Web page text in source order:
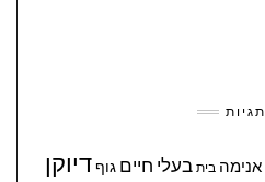
תגיות
אנימה בית בעלי חיים גוףדיוקן